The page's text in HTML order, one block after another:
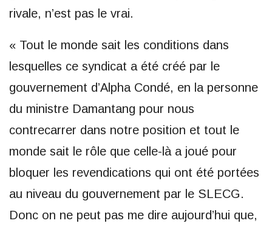
rivale, n’est pas le vrai.
« Tout le monde sait les conditions dans
lesquelles ce syndicat a été créé par le
gouvernement d’Alpha Condé, en la personne
du ministre Damantang pour nous
contrecarrer dans notre position et tout le
monde sait le rôle que celle-là a joué pour
bloquer les revendications qui ont été portées
au niveau du gouvernement par le SLECG.
Donc on ne peut pas me dire aujourd’hui que,